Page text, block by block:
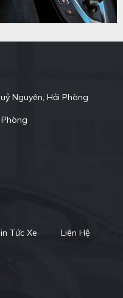
Nguyên, Hải Phòng
Tức Xe Liên Hệ